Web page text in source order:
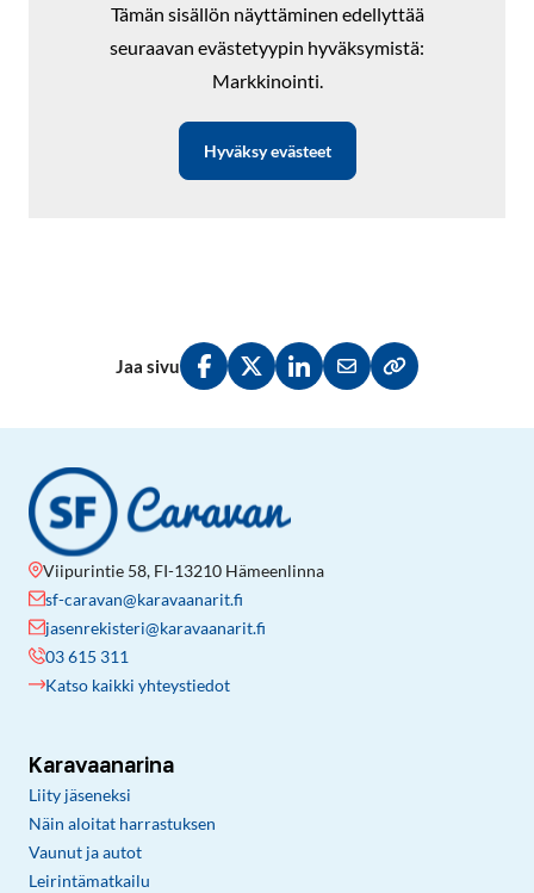
Tämän sisällön näyttäminen edellyttää
seuraavan evästetyypin hyväksymistä:
Markkinointi.
Hyväksy evästeet
Jaa sivu
Jaa Facebookissa
Jaa Twitterissä
Jaa LinkedInissä
Jaa sähköpostitse
Kopioi linkki
Viipurintie 58, FI-13210 Hämeenlinna
sf-caravan@karavaanarit.fi
jasenrekisteri@karavaanarit.fi
03 615 311
Katso kaikki yhteystiedot
Karavaanarina
Liity jäseneksi
Näin aloitat harrastuksen
Vaunut ja autot
Leirintämatkailu